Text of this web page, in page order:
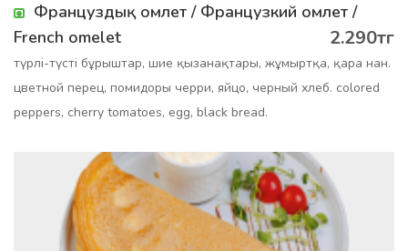
Француздық омлет / Французкий омлет /
French omelet
2.290тг
түрлі-түсті бұрыштар, шие қызанақтары, жұмыртқа, қара нан.
цветной перец, помидоры черри, яйцо, черный хлеб. colored
peppers, cherry tomatoes, egg, black bread.